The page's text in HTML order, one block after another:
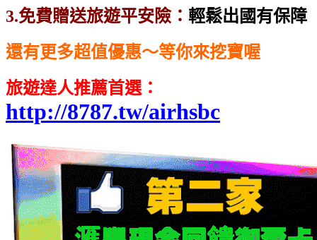
3.免費贈送旅遊平安險： 輕鬆出國有保障
還有更多超值優惠～等你來挖寶喔
旅遊達人推薦首選 ：
http://8787.tw/airhsbc